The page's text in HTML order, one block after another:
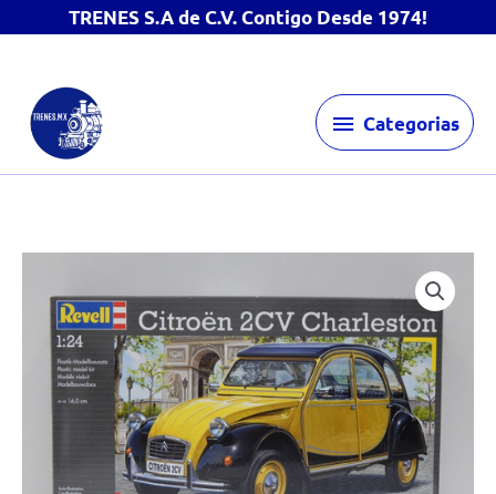
TRENES S.A de C.V. Contigo Desde 1974!
contenido
Categorias
Categorias